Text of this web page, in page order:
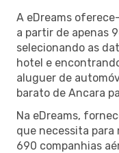
A eDreams
a partir de apenas
selecionando as
hotel e
aluguer de
barato de Ancara
Na eDreams,
que necessita para
690 companhias